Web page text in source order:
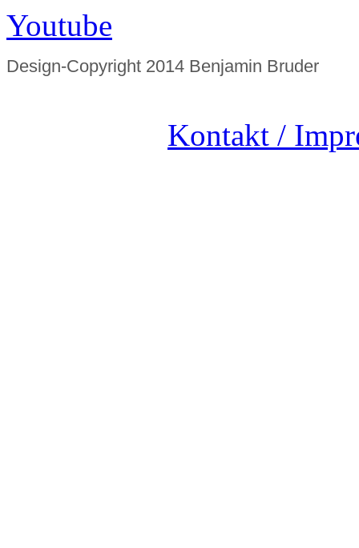
Youtube
Design-Copyright 2014 Benjamin Bruder
Kontakt /